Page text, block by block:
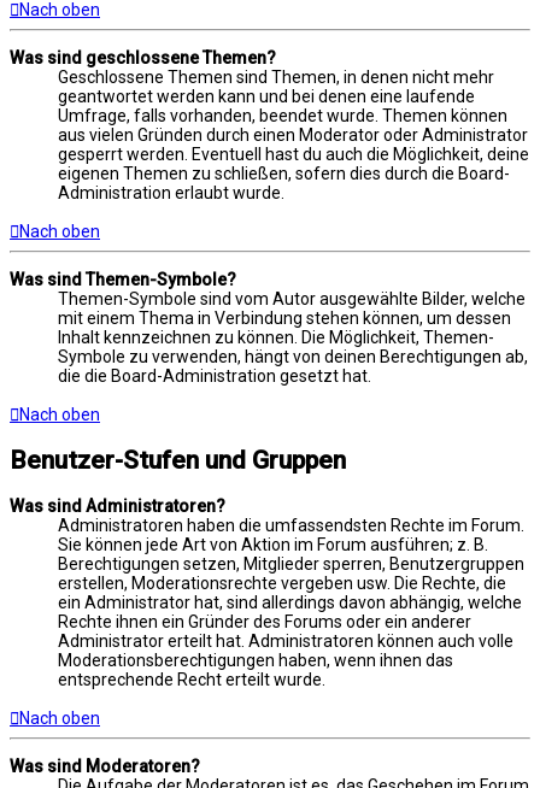
Nach oben
Was sind geschlossene Themen?
Geschlossene Themen sind Themen, in denen nicht mehr
geantwortet werden kann und bei denen eine laufende
Umfrage, falls vorhanden, beendet wurde. Themen können
aus vielen Gründen durch einen Moderator oder Administrator
gesperrt werden. Eventuell hast du auch die Möglichkeit, deine
eigenen Themen zu schließen, sofern dies durch die Board-
Administration erlaubt wurde.
Nach oben
Was sind Themen-Symbole?
Themen-Symbole sind vom Autor ausgewählte Bilder, welche
mit einem Thema in Verbindung stehen können, um dessen
Inhalt kennzeichnen zu können. Die Möglichkeit, Themen-
Symbole zu verwenden, hängt von deinen Berechtigungen ab,
die die Board-Administration gesetzt hat.
Nach oben
Benutzer-Stufen und Gruppen
Was sind Administratoren?
Administratoren haben die umfassendsten Rechte im Forum.
Sie können jede Art von Aktion im Forum ausführen; z. B.
Berechtigungen setzen, Mitglieder sperren, Benutzergruppen
erstellen, Moderationsrechte vergeben usw. Die Rechte, die
ein Administrator hat, sind allerdings davon abhängig, welche
Rechte ihnen ein Gründer des Forums oder ein anderer
Administrator erteilt hat. Administratoren können auch volle
Moderationsberechtigungen haben, wenn ihnen das
entsprechende Recht erteilt wurde.
Nach oben
Was sind Moderatoren?